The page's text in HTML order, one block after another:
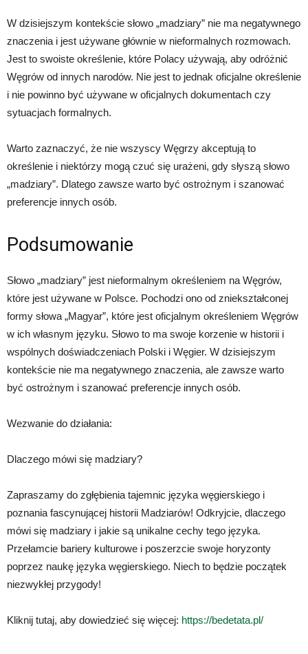
W dzisiejszym kontekście słowo „madziary” nie ma negatywnego
znaczenia i jest używane głównie w nieformalnych rozmowach.
Jest to swoiste określenie, które Polacy używają, aby odróżnić
Węgrów od innych narodów. Nie jest to jednak oficjalne określenie
i nie powinno być używane w oficjalnych dokumentach czy
sytuacjach formalnych.
Warto zaznaczyć, że nie wszyscy Węgrzy akceptują to
określenie i niektórzy mogą czuć się urażeni, gdy słyszą słowo
„madziary”. Dlatego zawsze warto być ostrożnym i szanować
preferencje innych osób.
Podsumowanie
Słowo „madziary” jest nieformalnym określeniem na Węgrów,
które jest używane w Polsce. Pochodzi ono od zniekształconej
formy słowa „Magyar”, które jest oficjalnym określeniem Węgrów
w ich własnym języku. Słowo to ma swoje korzenie w historii i
wspólnych doświadczeniach Polski i Węgier. W dzisiejszym
kontekście nie ma negatywnego znaczenia, ale zawsze warto
być ostrożnym i szanować preferencje innych osób.
Wezwanie do działania:
Dlaczego mówi się madziary?
Zapraszamy do zgłębienia tajemnic języka węgierskiego i
poznania fascynującej historii Madziarów! Odkryjcie, dlaczego
mówi się madziary i jakie są unikalne cechy tego języka.
Przełamcie bariery kulturowe i poszerzcie swoje horyzonty
poprzez naukę języka węgierskiego. Niech to będzie początek
niezwykłej przygody!
Kliknij tutaj, aby dowiedzieć się więcej: https://bedetata.pl/